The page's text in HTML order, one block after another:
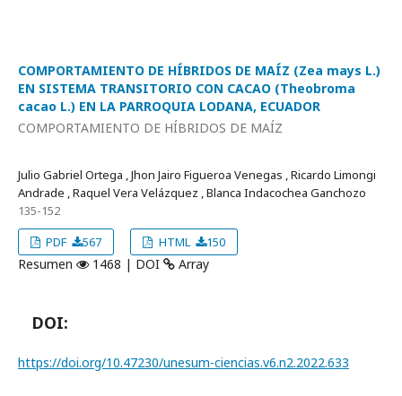
COMPORTAMIENTO DE HÍBRIDOS DE MAÍZ (Zea mays L.)
EN SISTEMA TRANSITORIO CON CACAO (Theobroma
cacao L.) EN LA PARROQUIA LODANA, ECUADOR
COMPORTAMIENTO DE HÍBRIDOS DE MAÍZ
Julio Gabriel Ortega , Jhon Jairo Figueroa Venegas , Ricardo Limongi
Andrade , Raquel Vera Velázquez , Blanca Indacochea Ganchozo
135-152
PDF
567 HTML 150
Resumen 1468 | DOI Array
DOI:
https://doi.org/10.47230/unesum-ciencias.v6.n2.2022.633